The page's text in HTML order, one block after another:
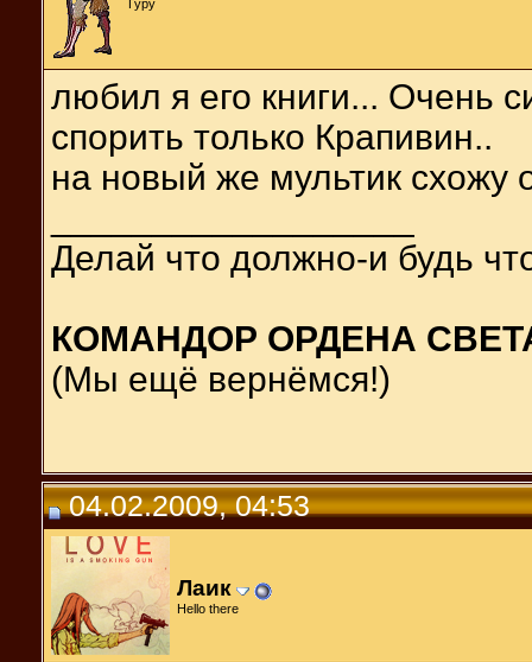
Гуру
любил я его книги... Очень
спорить только Крапивин..
на новый же мультик схожу
Делай что должно-и будь
КОМАНДОР ОРДЕНА
(Мы ещё вернёмся!)
04.02.2009, 04:53
Лаик
Hello there